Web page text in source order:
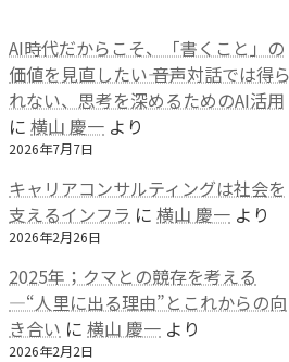
AI時代だからこそ、「書くこと」の
価値を見直したい―― 音声対話では得ら
れない、思考を深めるためのAI活用
に横山 慶一 より
2026年7月7日
キャリアコンサルティングは社会を
支えるインフラ に横山 慶一 より
2026年2月26日
2025年；クマとの競存を考える
—“人里に出る理由”とこれからの向
き合い に横山 慶一 より
2026年2月2日